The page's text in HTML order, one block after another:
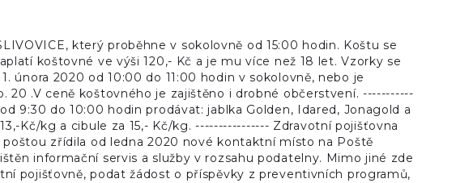
který proběhne v sokolovně od 15:00 hodin. Koštu se
koštovné ve výši 120,- Kč a je mu více než 18 let. Vzorky se
února 2020 od 10:00 do 11:00 hodin v sokolovně, nebo je
20 .V ceně koštovného je zajištěno i drobné občerstvení. -----------
9:30 do 10:00 hodin prodávat: jablka Golden, Idared, Jonagold a
Kč/kg a cibule za 15,- Kč/kg. ---------------- Zdravotní pojišťovna
zřídila od ledna 2020 nové kontaktní místo na Poště
informační servis a služby v rozsahu podatelny. Mimo jiné zde
pojišťovně, podat žádost o příspěvky z preventivních programů,